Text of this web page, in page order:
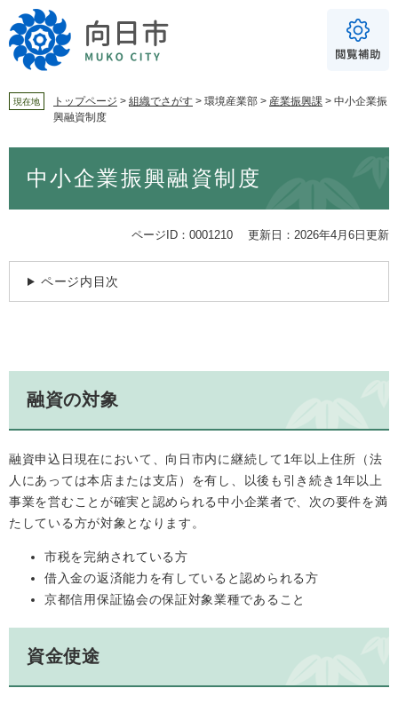
ー
ジ
ニ
ュ
へ
For Foreigners
音声読み上げ
読み上げ 読み上げ設定
あり
現在地 トップページ > 組織でさがす > 環境産業部 > 産業振興課 > 中小企業振
興融資制度
中小企業振興融資制度
ページID：0001210 更新日：2026年4月6日更新
ページ内目次
融資の対象
融資申込日現在において、向日市内に継続して1年以上住所（法
人にあっては本店または支店）を有し、以後も引き続き1年以上
事業を営むことが確実と認められる中小企業者で、次の要件を満
たしている方が対象となります。
市税を完納されている方
借入金の返済能力を有していると認められる方
京都信用保証協会の保証対象業種であること
資金使途